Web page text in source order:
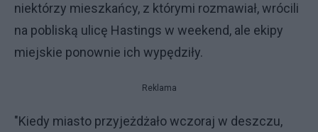
niektórzy mieszkańcy, z którymi rozmawiał, wrócili
na pobliską ulicę Hastings w weekend, ale ekipy
miejskie ponownie ich wypędziły.
Reklama
"Kiedy miasto przyjeżdżało wczoraj w deszczu,